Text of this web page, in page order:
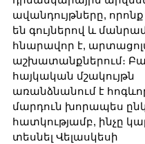
ավանդույթները,
են գույներով և
հնարավոր է,
աշխատանքներում։
հայկական մշակույթն
առանձնանում է
մարդուն խորապես
հատկությամբ, ինչը
տեսնել Վելասկեսի